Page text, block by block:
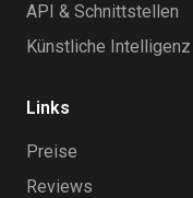
API & Schnittstellen
Künstliche Intelligenz
Links
Preise
Reviews